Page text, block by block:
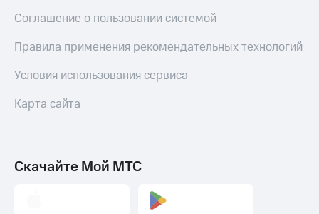
Соглашение о пользовании системой
Правила применения рекомендательных технологий
Условия использования сервиса
Карта сайта
Скачайте Мой МТС